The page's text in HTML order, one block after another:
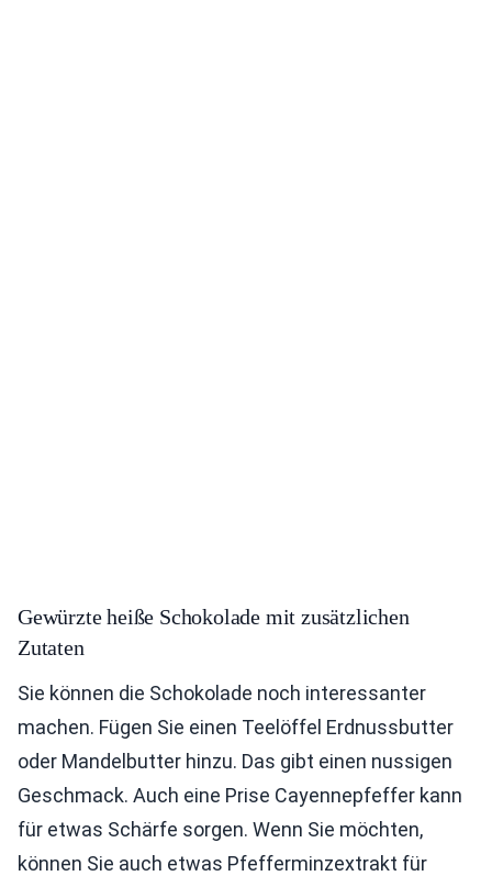
Gewürzte heiße Schokolade mit zusätzlichen
Zutaten
Sie können die Schokolade noch interessanter
machen. Fügen Sie einen Teelöffel Erdnussbutter
oder Mandelbutter hinzu. Das gibt einen nussigen
Geschmack. Auch eine Prise Cayennepfeffer kann
für etwas Schärfe sorgen. Wenn Sie möchten,
können Sie auch etwas Pfefferminzextrakt für